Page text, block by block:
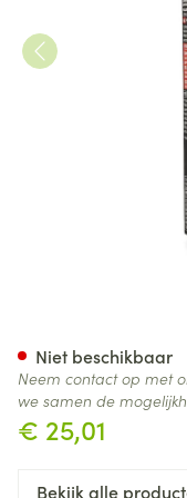
€ 25,01
Niet beschikbaar
Neem contact op met
we samen de
Bekijk alle